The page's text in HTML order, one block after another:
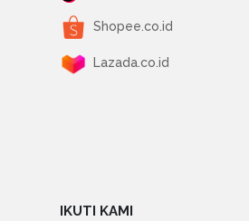
Shopee.co.id
Lazada.co.id
IKUTI KAMI